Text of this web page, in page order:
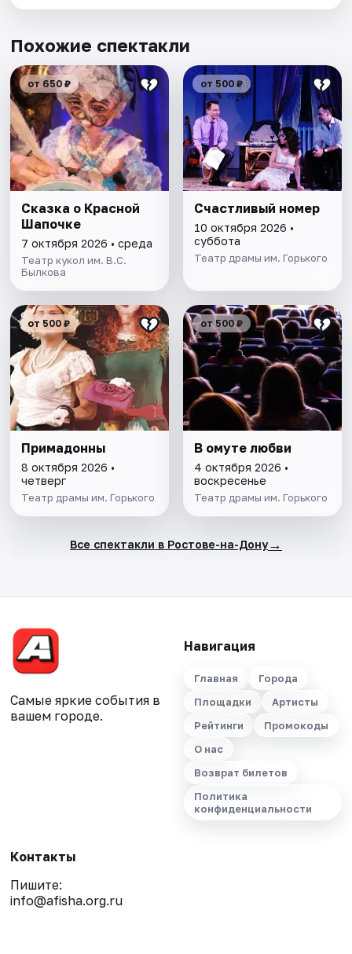
Похожие спектакли
от 650 ₽
Сказка о Красной
Шапочке
7 октября 2026 • среда
Театр кукол им. В.С.
Былкова
от 500 ₽
Счастливый номер
10 октября 2026 •
суббота
Театр драмы им. Горького
от 500 ₽
Примадонны
8 октября 2026 •
четверг
Театр драмы им. Горького
от 500 ₽
В омуте любви
4 октября 2026 •
воскресенье
Театр драмы им. Горького
Все спектакли в Ростове-на-Дону→
Самые яркие события в
вашем городе.
Навигация
Главная
Города
Площадки
Артисты
Рейтинги
Промокоды
О нас
Возврат билетов
Политика
конфиденциальности
Контакты
Пишите:
info@afisha.org.ru